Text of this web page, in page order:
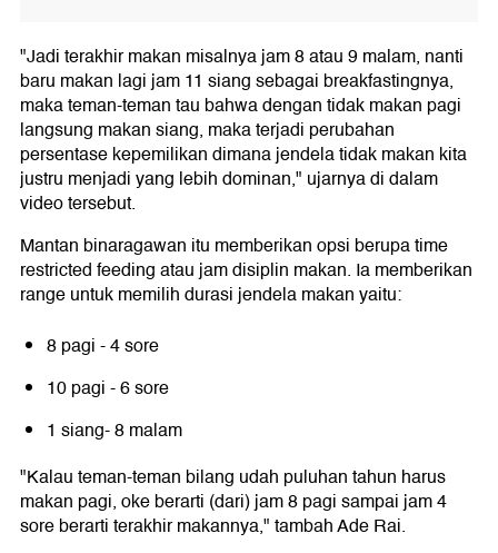
"Jadi terakhir makan misalnya jam 8 atau 9 malam, nanti
baru makan lagi jam 11 siang sebagai breakfastingnya,
maka teman-teman tau bahwa dengan tidak makan pagi
langsung makan siang, maka terjadi perubahan
persentase kepemilikan dimana jendela tidak makan kita
justru menjadi yang lebih dominan," ujarnya di dalam
video tersebut.
Mantan binaragawan itu memberikan opsi berupa time
restricted feeding atau jam disiplin makan. Ia memberikan
range untuk memilih durasi jendela makan yaitu:
8 pagi - 4 sore
10 pagi - 6 sore
1 siang- 8 malam
"Kalau teman-teman bilang udah puluhan tahun harus
makan pagi, oke berarti (dari) jam 8 pagi sampai jam 4
sore berarti terakhir makannya," tambah Ade Rai.